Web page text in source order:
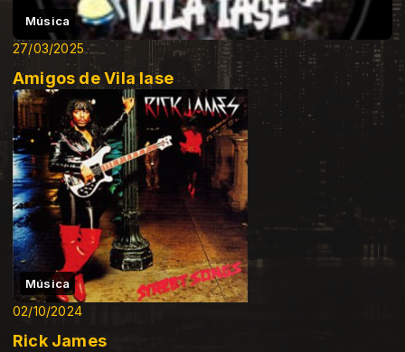
Música
27/03/2025
Amigos de Vila Iase
Música
02/10/2024
Rick James